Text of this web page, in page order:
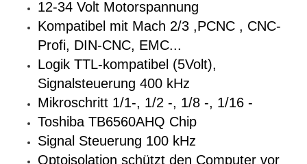
12-34 Volt Motorspannung
Kompatibel mit Mach 2/3 ,PCNC , CNC-
Profi, DIN-CNC, EMC...
Logik TTL-kompatibel (5Volt),
Signalsteuerung 400 kHz
Mikroschritt 1/1-, 1/2 -, 1/8 -, 1/16 -
Toshiba TB6560AHQ Chip
Signal Steuerung 100 kHz
Optoisolation schützt den Computer vor